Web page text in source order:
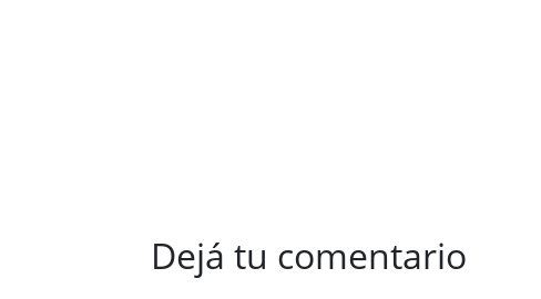
Dejá tu comentario